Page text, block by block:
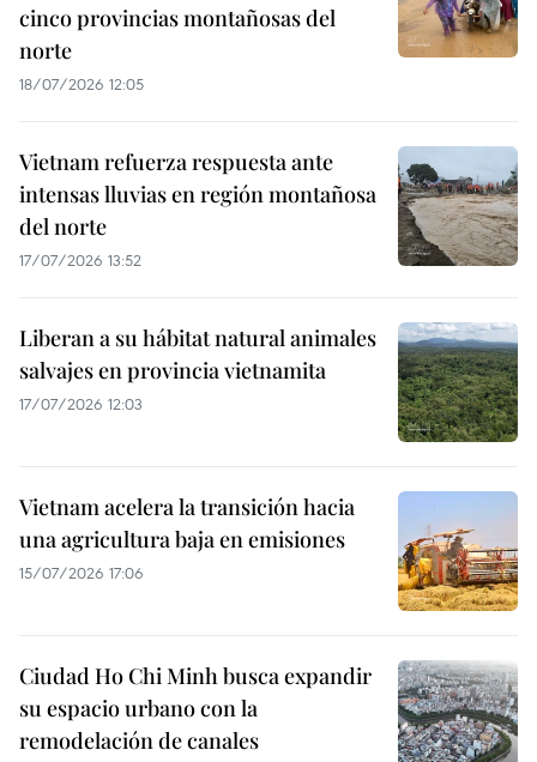
cinco provincias montañosas del
norte
18/07/2026 12:05
Vietnam refuerza respuesta ante
intensas lluvias en región montañosa
del norte
17/07/2026 13:52
Liberan a su hábitat natural animales
salvajes en provincia vietnamita
17/07/2026 12:03
Vietnam acelera la transición hacia
una agricultura baja en emisiones
15/07/2026 17:06
Ciudad Ho Chi Minh busca expandir
su espacio urbano con la
remodelación de canales